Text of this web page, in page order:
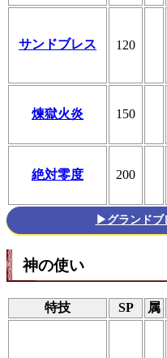
サンドブレス 120
煉獄火炎 150
絶対零度 200
▶グランドブ
神の使い
特技 SP 属